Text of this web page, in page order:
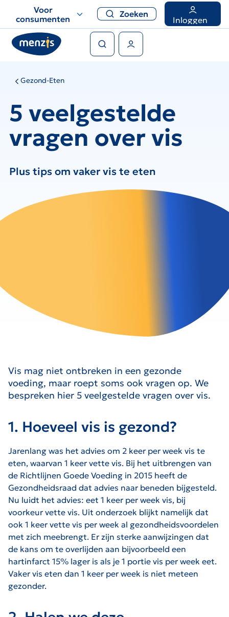
voor
snelle
navigatie
Voor
consumenten
Zoeken
Inloggen
Gezond-Eten
5 veelgestelde
vragen over vis
Plus tips om vaker vis te eten
Vis mag niet ontbreken in een gezonde
voeding, maar roept soms ook vragen op. We
bespreken hier 5 veelgestelde vragen over vis.
1. Hoeveel vis is gezond?
Jarenlang was het advies om 2 keer per week vis te
eten, waarvan 1 keer vette vis. Bij het uitbrengen van
de Richtlijnen Goede Voeding in 2015 heeft de
Gezondheidsraad dat advies naar beneden bijgesteld.
Nu luidt het advies: eet 1 keer per week vis, bij
voorkeur vette vis. Uit onderzoek blijkt namelijk dat
ook 1 keer vette vis per week al gezondheidsvoordelen
met zich meebrengt. Er zijn sterke aanwijzingen dat
de kans om te overlijden aan bijvoorbeeld een
hartinfarct 15% lager is als je 1 portie vis per week eet.
Vaker vis eten dan 1 keer per week is niet meteen
gezonder.